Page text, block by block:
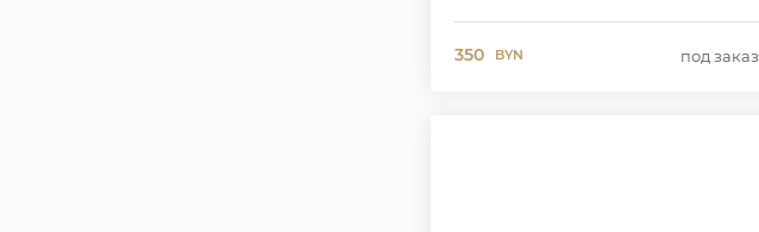
350 BYN под заказ